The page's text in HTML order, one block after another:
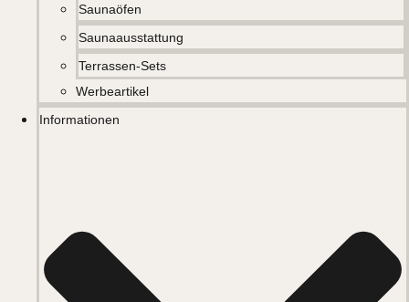
Saunaöfen
Saunaausstattung
Terrassen-Sets
Werbeartikel
Informationen